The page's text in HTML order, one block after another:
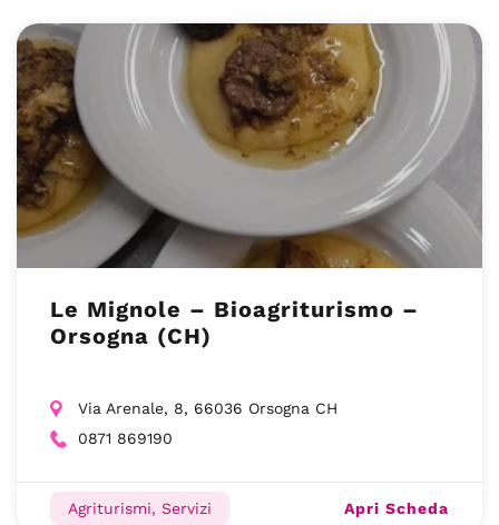
Le Mignole – Bioagriturismo –
Orsogna (CH)
Via Arenale, 8, 66036 Orsogna CH
0871 869190
Agriturismi, Servizi Apri Scheda